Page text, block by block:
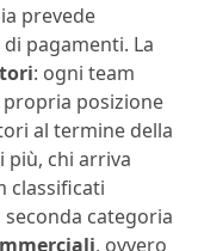
prevede
pagamenti. La
: ogni team
posizione
al termine della
più, chi arriva
classificati
categoria
, ovvero